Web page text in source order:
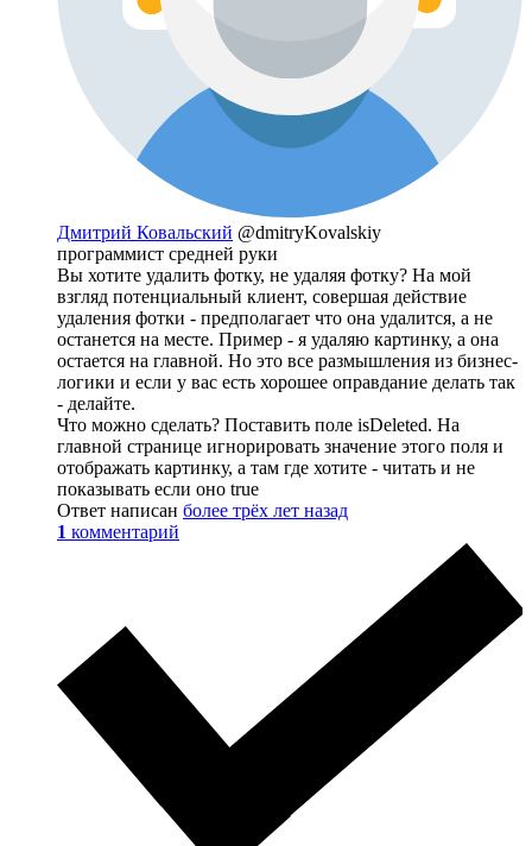
Дмитрий Ковальский @dmitryKovalskiy
программист средней руки
Вы хотите удалить фотку, не удаляя фотку? На мой
взгляд потенциальный клиент, совершая действие
удаления фотки - предполагает что она удалится, а не
останется на месте. Пример - я удаляю картинку, а она
остается на главной. Но это все размышления из бизнес-
логики и если у вас есть хорошее оправдание делать так
- делайте.
Что можно сделать? Поставить поле isDeleted. На
главной странице игнорировать значение этого поля и
отображать картинку, а там где хотите - читать и не
показывать если оно true
Ответ написан более трёх лет назад
1 комментарий